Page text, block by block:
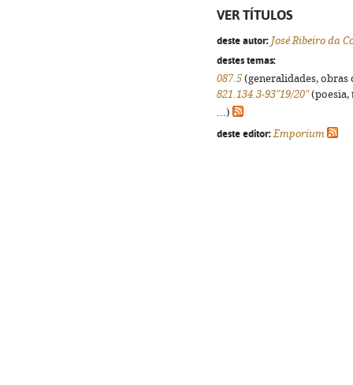
VER TÍTULOS
deste autor: José Ribeiro da
destes temas:
087.5 (generalidades,
821.134.3-93"19/20"(poesia,
...)
deste editor: Emporium